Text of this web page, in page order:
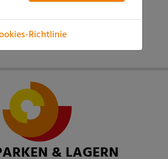
Richtlinie
& LAGERN